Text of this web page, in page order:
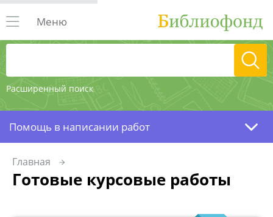
Расширенный поиск
Меню
Помощь в написании работ
Главная
Готовые курсовые работы